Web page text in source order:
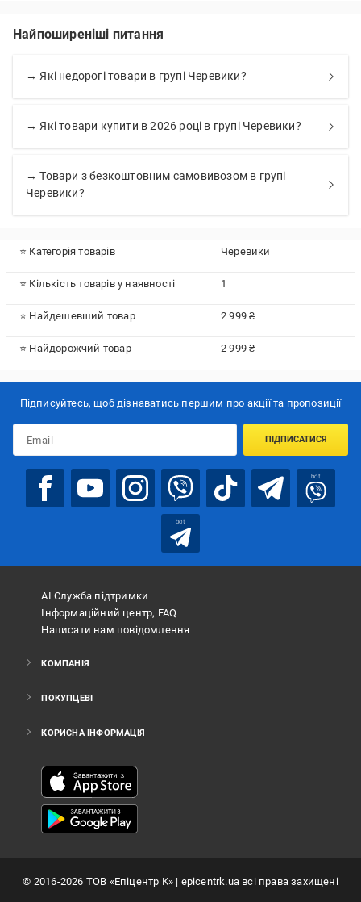
Найпоширеніші питання
→ Які недорогі товари в групі Черевики?
→ Які товари купити в 2026 році в групі Черевики?
→ Товари з безкоштовним самовивозом в групі
Черевики?
⭐ Категорія товарів Черевики
⭐ Кількість товарів у наявності 1
⭐ Найдешевший товар 2 999 ₴
⭐ Найдорожчий товар 2 999 ₴
Підписуйтесь, щоб дізнаватись першим про акції та пропозиції
ПІДПИСАТИСЯ
bot
bot
АІ Служба підтримки
Інформаційний центр, FAQ
Написати нам повідомлення
КОМПАНІЯ
ПОКУПЦЕВІ
КОРИСНА ІНФОРМАЦІЯ
© 2016-2026 ТОВ «Епіцентр К»| epicentrk.ua всі права захищені